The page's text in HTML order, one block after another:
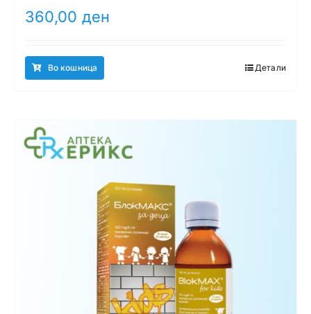
360,00 ден
Во кошница Детали